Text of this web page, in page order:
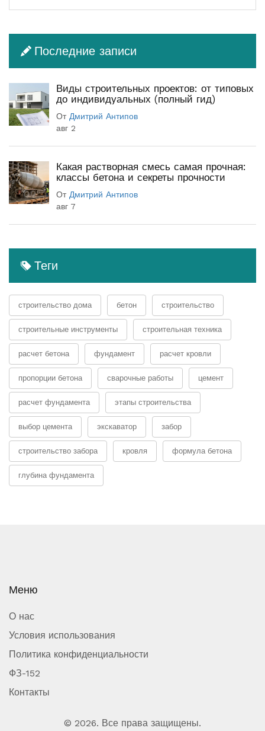
Последние записи
Виды строительных проектов: от типовых
до индивидуальных (полный гид)
От Дмитрий Антипов
авг 2
Какая растворная смесь самая прочная:
классы бетона и секреты прочности
От Дмитрий Антипов
авг 7
Теги
строительство дома бетон строительство
строительные инструменты строительная техника
расчет бетона фундамент расчет кровли
пропорции бетона сварочные работы цемент
расчет фундамента этапы строительства
выбор цемента экскаватор забор
строительство забора кровля формула бетона
глубина фундамента
Меню
О нас
Условия использования
Политика конфиденциальности
ФЗ-152
Контакты
© 2026. Все права защищены.